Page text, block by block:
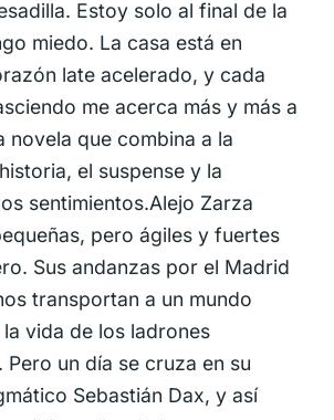
Estoy solo al final de la
miedo. La casa está en
late acelerado, y cada
me acerca más y más a
novela que combina a la
el suspense y la
sentimientos.Alejo Zarza
pero ágiles y fuertes
Sus andanzas por el Madrid
transportan a un mundo
vida de los ladrones
Pero un día se cruza en su
Sebastián Dax, y así